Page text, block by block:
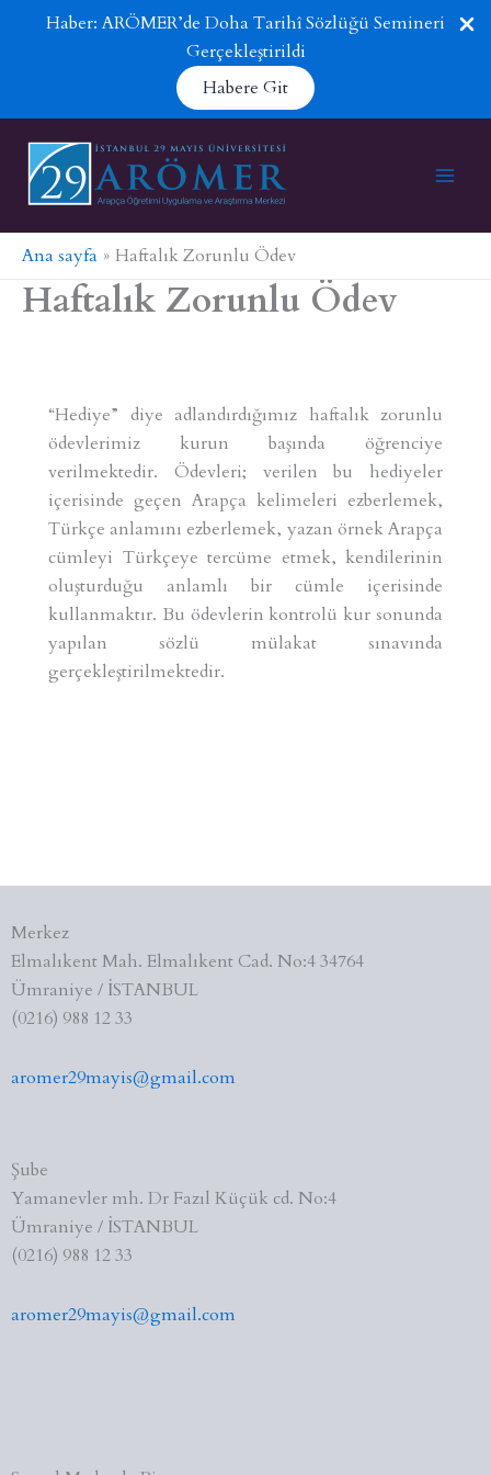
Haber: ARÖMER’de Doha Tarihî Sözlüğü Semineri
Gerçekleştirildi
Habere Git
Ana sayfa Haftalık Zorunlu Ödev
Haftalık Zorunlu Ödev
“Hediye” diye adlandırdığımız haftalık zorunlu
ödevlerimiz kurun başında öğrenciye
verilmektedir. Ödevleri; verilen bu hediyeler
içerisinde geçen Arapça kelimeleri ezberlemek,
Türkçe anlamını ezberlemek, yazan örnek Arapça
cümleyi Türkçeye tercüme etmek, kendilerinin
oluşturduğu anlamlı bir cümle içerisinde
kullanmaktır. Bu ödevlerin kontrolü kur sonunda
yapılan sözlü mülakat sınavında
gerçekleştirilmektedir.
Merkez
Elmalıkent Mah. Elmalıkent Cad. No:4 34764
Ümraniye / İSTANBUL
(0216) 988 12 33
aromer29mayis@gmail.com
Şube
Yamanevler mh. Dr Fazıl Küçük cd. No:4
Ümraniye / İSTANBUL
(0216) 988 12 33
aromer29mayis@gmail.com